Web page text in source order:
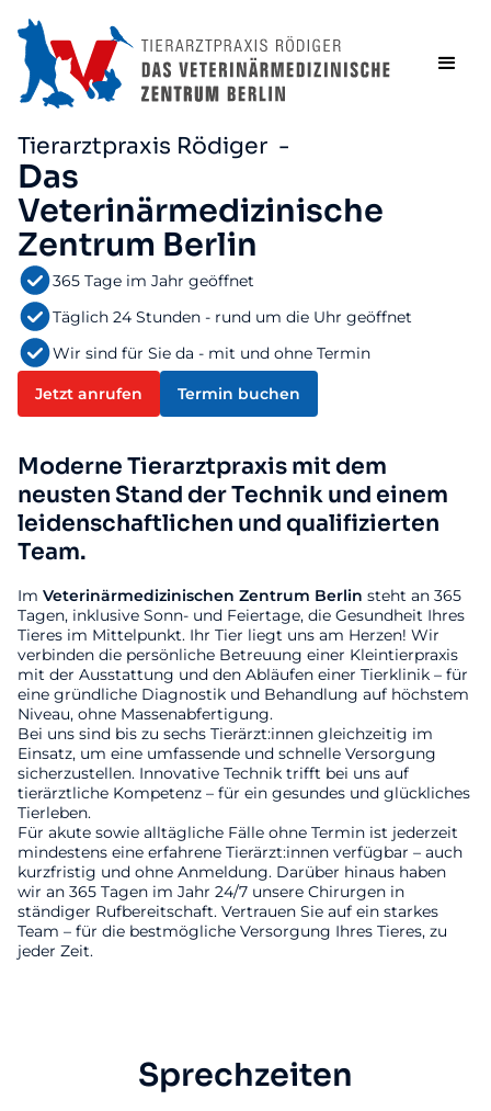
Tierarztpraxis Rödiger -
Das
Veterinärmedizinische
Zentrum Berlin
365 Tage im Jahr geöffnet
Täglich 24 Stunden - rund um die Uhr geöffnet
Wir sind für Sie da - mit und ohne Termin
Jetzt anrufen Termin buchen
Moderne Tierarztpraxis mit dem
neusten Stand der Technik und einem
leidenschaftlichen und qualifizierten
Team.
Im Veterinärmedizinischen Zentrum Berlin steht an 365
Tagen, inklusive Sonn- und Feiertage, die Gesundheit Ihres
Tieres im Mittelpunkt. Ihr Tier liegt uns am Herzen! Wir
verbinden die persönliche Betreuung einer Kleintierpraxis
mit der Ausstattung und den Abläufen einer Tierklinik – für
eine gründliche Diagnostik und Behandlung auf höchstem
Niveau, ohne Massenabfertigung.
Bei uns sind bis zu sechs Tierärzt:innen gleichzeitig im
Einsatz, um eine umfassende und schnelle Versorgung
sicherzustellen. Innovative Technik trifft bei uns auf
tierärztliche Kompetenz – für ein gesundes und glückliches
Tierleben.
Für akute sowie alltägliche Fälle ohne Termin ist jederzeit
mindestens eine erfahrene Tierärzt:innen verfügbar – auch
kurzfristig und ohne Anmeldung. Darüber hinaus haben
wir an 365 Tagen im Jahr 24/7 unsere Chirurgen in
ständiger Rufbereitschaft. Vertrauen Sie auf ein starkes
Team – für die bestmögliche Versorgung Ihres Tieres, zu
jeder Zeit.
Sprechzeiten